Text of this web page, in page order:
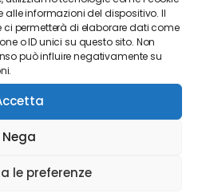
informazioni del dispositivo. Il
permetterà di elaborare dati come
o ID unici su questo sito. Non
può influire negativamente su
Nega
le preferenze